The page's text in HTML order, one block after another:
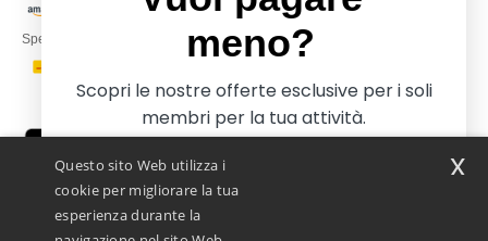
Spediamo con
Questo sito Web utilizza i
cookie per migliorare la tua
esperienza durante la
x
meno?
Scopri le nostre offerte esclusive per i soli
membri per la tua attività.